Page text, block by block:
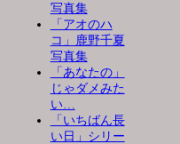
写真集
「アオのハ
コ」鹿野千夏
写真集
「あなたの」
じゃダメみた
い…
「いちばん長
い日」シリー